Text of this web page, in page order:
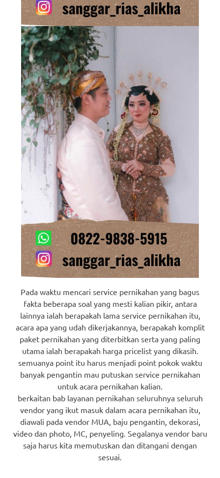
Pada waktu mencari service pernikahan yang bagus
fakta beberapa soal yang mesti kalian pikir, antara
lainnya ialah berapakah lama service pernikahan itu,
acara apa yang udah dikerjakannya, berapakah komplit
paket pernikahan yang diterbitkan serta yang paling
utama ialah berapakah harga pricelist yang dikasih.
semuanya point itu harus menjadi point pokok waktu
banyak pengantin mau putuskan service pernikahan
untuk acara pernikahan kalian.
berkaitan bab layanan pernikahan seluruhnya seluruh
vendor yang ikut masuk dalam acara pernikahan itu,
diawali pada vendor MUA, baju pengantin, dekorasi,
video dan photo, MC, penyeling. Segalanya vendor baru
saja harus kita memutuskan dan ditangani dengan
sesuai.